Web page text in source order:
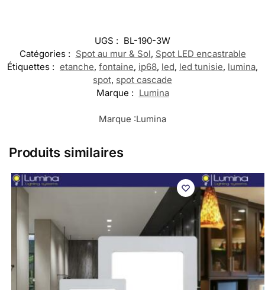
UGS : BL-190-3W
Catégories : Spot au mur & Sol, Spot LED encastrable
Étiquettes : etanche, fontaine, ip68, led, led tunisie, lumina,
spot, spot cascade
Marque : Lumina
Marque :Lumina
Produits similaires